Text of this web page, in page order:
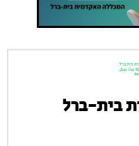
בית-ברל